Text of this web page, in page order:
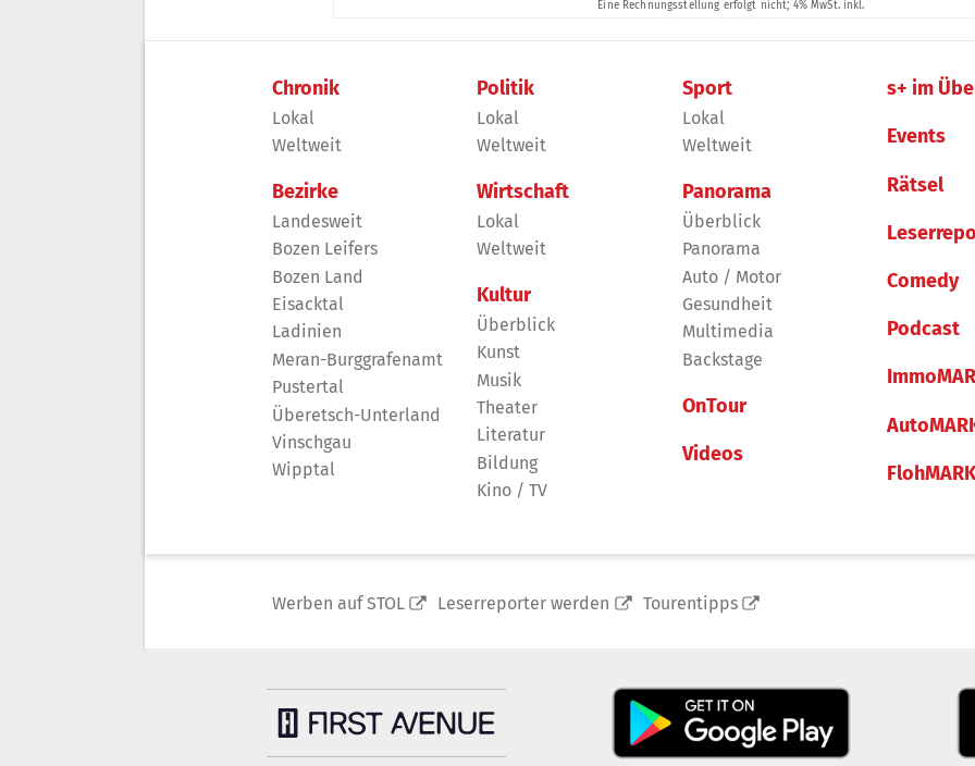
Chronik
Lokal
Weltweit
Bezirke
Landesweit
Bozen Leifers
Bozen Land
Eisacktal
Ladinien
Meran-Burggrafenamt
Pustertal
Überetsch-Unterland
Vinschgau
Wipptal
Politik
Lokal
Weltweit
Wirtschaft
Lokal
Weltweit
Kultur
Überblick
Kunst
Musik
Theater
Literatur
Bildung
Kino / TV
Sport
Lokal
Weltweit
Panorama
Überblick
Panorama
Auto / Motor
Gesundheit
Multimedia
Backstage
OnTour
Videos
s+ im
Events
Rätsel
Comedy
Podcast
Werben auf STOL Leserreporter werden Tourentipps